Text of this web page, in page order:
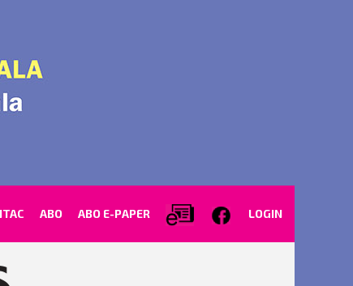
ABO ABO E-PAPER LOGIN